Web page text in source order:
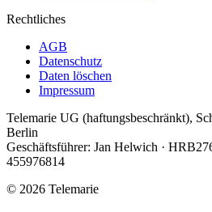
Rechtliches
AGB
Datenschutz
Daten löschen
Impressum
Telemarie UG (haftungsbeschränkt),
Berlin
Geschäftsführer: Jan Helwich ·
455976814
© 2026 Telemarie